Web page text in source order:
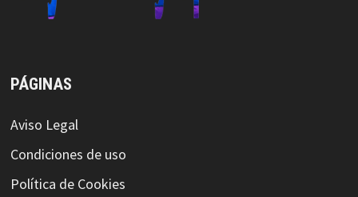
PÁGINAS
Aviso Legal
Condiciones de uso
Política de Cookies